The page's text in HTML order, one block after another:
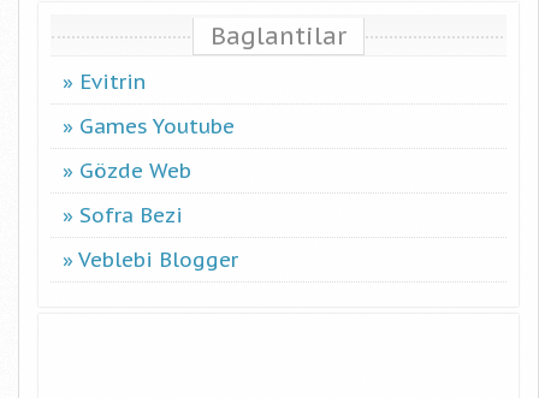
Baglantilar
Evitrin
Games Youtube
Gözde Web
Sofra Bezi
Veblebi Blogger